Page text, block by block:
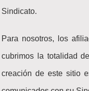
Sindicato.
Para nosotros, los
cubrimos la totalidad
creación de este sitio